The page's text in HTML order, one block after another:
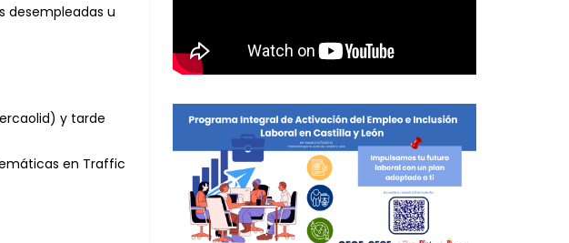
desempleadas u
y tarde
en Traffic